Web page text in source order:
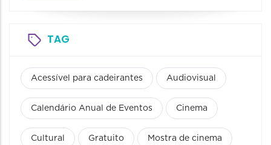
TAG
Acessível para cadeirantes Audiovisual
Calendário Anual de Eventos Cinema
Cultural Gratuito Mostra de cinema